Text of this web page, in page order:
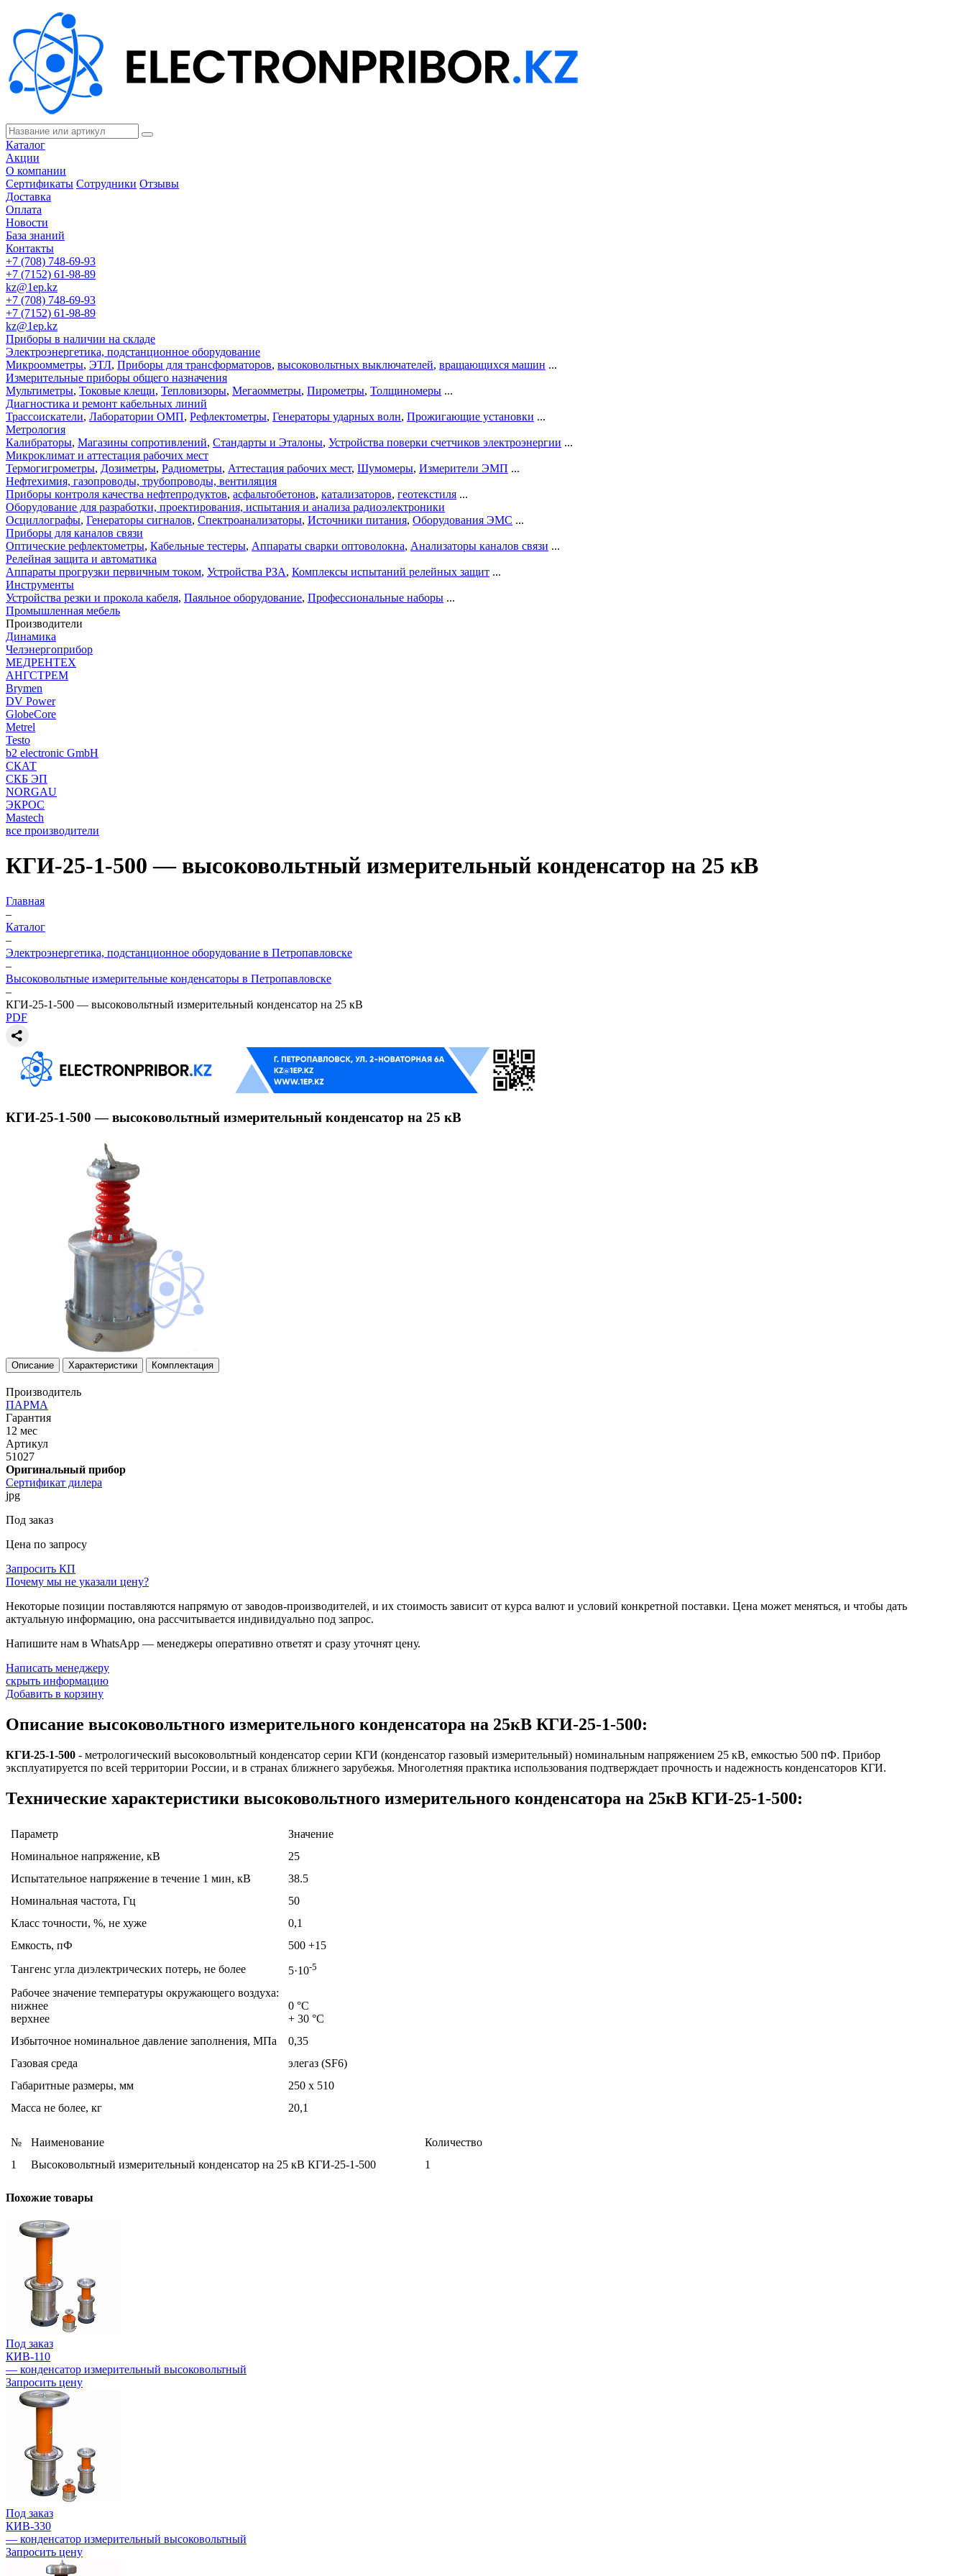
Каталог
Акции
О компании
Сертификаты Сотрудники Отзывы
Доставка
Оплата
Новости
База знаний
Контакты
+7 (708) 748-69-93
+7 (7152) 61-98-89
kz@1ep.kz
+7 (708) 748-69-93
+7 (7152) 61-98-89
kz@1ep.kz
Приборы в наличии на складе
Электроэнергетика, подстанционное оборудование
Микроомметры, ЭТЛ, Приборы для трансформаторов, высоковольтных выключателей, вращающихся машин ...
Измерительные приборы общего назначения
Мультиметры, Токовые клещи, Тепловизоры, Мегаомметры, Пирометры, Толщиномеры ...
Диагностика и ремонт кабельных линий
Трассоискатели, Лаборатории ОМП, Рефлектометры, Генераторы ударных волн, Прожигающие установки ...
Метрология
Калибраторы, Магазины сопротивлений, Стандарты и Эталоны, Устройства поверки счетчиков электроэнергии ...
Микроклимат и аттестация рабочих мест
Термогигрометры, Дозиметры, Радиометры, Аттестация рабочих мест, Шумомеры, Измерители ЭМП ...
Нефтехимия, газопроводы, трубопроводы, вентиляция
Приборы контроля качества нефтепродуктов, асфальтобетонов, катализаторов, геотекстиля ...
Оборудование для разработки, проектирования, испытания и анализа радиоэлектроники
Осциллографы, Генераторы сигналов, Спектроанализаторы, Источники питания, Оборудования ЭМС ...
Приборы для каналов связи
Оптические рефлектометры, Кабельные тестеры, Аппараты сварки оптоволокна, Анализаторы каналов связи ...
Релейная защита и автоматика
Аппараты прогрузки первичным током, Устройства РЗА, Комплексы испытаний релейных защит ...
Инструменты
Устройства резки и прокола кабеля, Паяльное оборудование, Профессиональные наборы ...
Промышленная мебель
Производители
Динамика
Челэнергоприбор
МЕДРЕНТЕХ
АНГСТРЕМ
Brymen
DV Power
GlobeCore
Metrel
Testo
b2 electronic GmbH
СКАТ
СКБ ЭП
NORGAU
ЭКРОС
Mastech
все производители
КГИ-25-1-500 — высоковольтный измерительный конденсатор на 25 кВ
Главная
–
Каталог
–
Электроэнергетика, подстанционное оборудование в Петропавловске
–
Высоковольтные измерительные конденсаторы в Петропавловске
–
КГИ-25-1-500 — высоковольтный измерительный конденсатор на 25 кВ
PDF
КГИ-25-1-500 — высоковольтный измерительный конденсатор на 25 кВ
Описание Характеристики Комплектация
Производитель
ПAРМА
Гарантия
12 мес
Артикул
51027
Оригинальный прибор
Сертификат дилера
jpg
Под заказ
Цена по запросу
Запросить КП
Почему мы не указали цену?
Некоторые позиции поставляются напрямую от заводов-производителей, и их стоимость зависит от курса валют и условий конкретной поставки. Цена может меняться, и чтобы дать
актуальную информацию, она рассчитывается индивидуально под запрос.
Напишите нам в WhatsApp — менеджеры оперативно ответят и сразу уточнят цену.
Написать менеджеру
скрыть информацию
Добавить в корзину
Описание высоковольтного измерительного конденсатора на 25кВ КГИ-25-1-500:
КГИ-25-1-500 - метрологический высоковольтный конденсатор серии КГИ (конденсатор газовый измерительный) номинальным напряжением 25 кВ, емкостью 500 пФ. Прибор
эксплуатируется по всей территории России, и в странах ближнего зарубежья. Многолетняя практика использования подтверждает прочность и надежность конденсаторов КГИ.
Технические характеристики высоковольтного измерительного конденсатора на 25кВ КГИ-25-1-500:
Параметр
Значение
Номинальное напряжение, кВ
25
Испытательное напряжение в течение 1 мин, кВ
38.5
Номинальная частота, Гц
50
Класс точности, %, не хуже
0,1
Емкость, пФ
500 +15
Тангенс угла диэлектрических потерь, не более
5·10-5
Рабочее значение температуры окружающего воздуха:
нижнее
верхнее
0 °С
+ 30 °С
Избыточное номинальное давление заполнения, МПа
0,35
Газовая среда
элегаз (SF6)
Габаритные размеры, мм
250 х 510
Масса не более, кг
20,1
№ Наименование
Количество
1
Высоковольтный измерительный конденсатор на 25 кВ КГИ-25-1-500 1
Похожие товары
Под заказ
КИВ-110
— конденсатор измерительный высоковольтный
Запросить цену
Под заказ
КИВ-330
— конденсатор измерительный высоковольтный
Запросить цену